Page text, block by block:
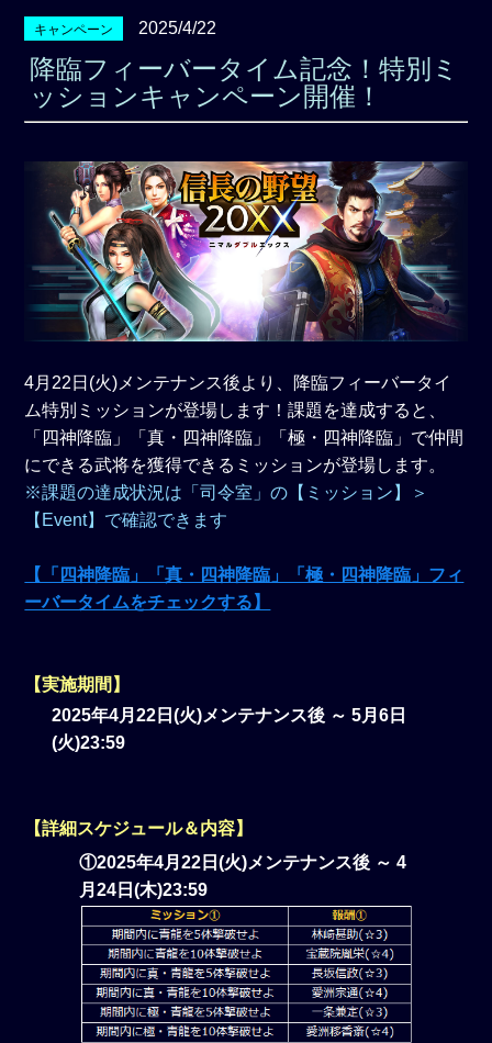
キャンペーン 2025/4/22
降臨フィーバータイム記念！特別ミ
ッションキャンペーン開催！
4月22日(火)メンテナンス後より、降臨フィーバータイ
ム特別ミッションが登場します！課題を達成すると、
「四神降臨」「真・四神降臨」「極・四神降臨」で仲間
にできる武将を獲得できるミッションが登場します。
※課題の達成状況は「司令室」の【ミッション】＞
【Event】で確認できます
【「四神降臨」「真・四神降臨」「極・四神降臨」フィ
ーバータイムをチェックする】
【実施期間】
2025年4月22日(火)メンテナンス後 ～ 5月6日
(火)23:59
【詳細スケジュール＆内容】
①2025年4月22日(火)メンテナンス後 ～ 4
月24日(木)23:59